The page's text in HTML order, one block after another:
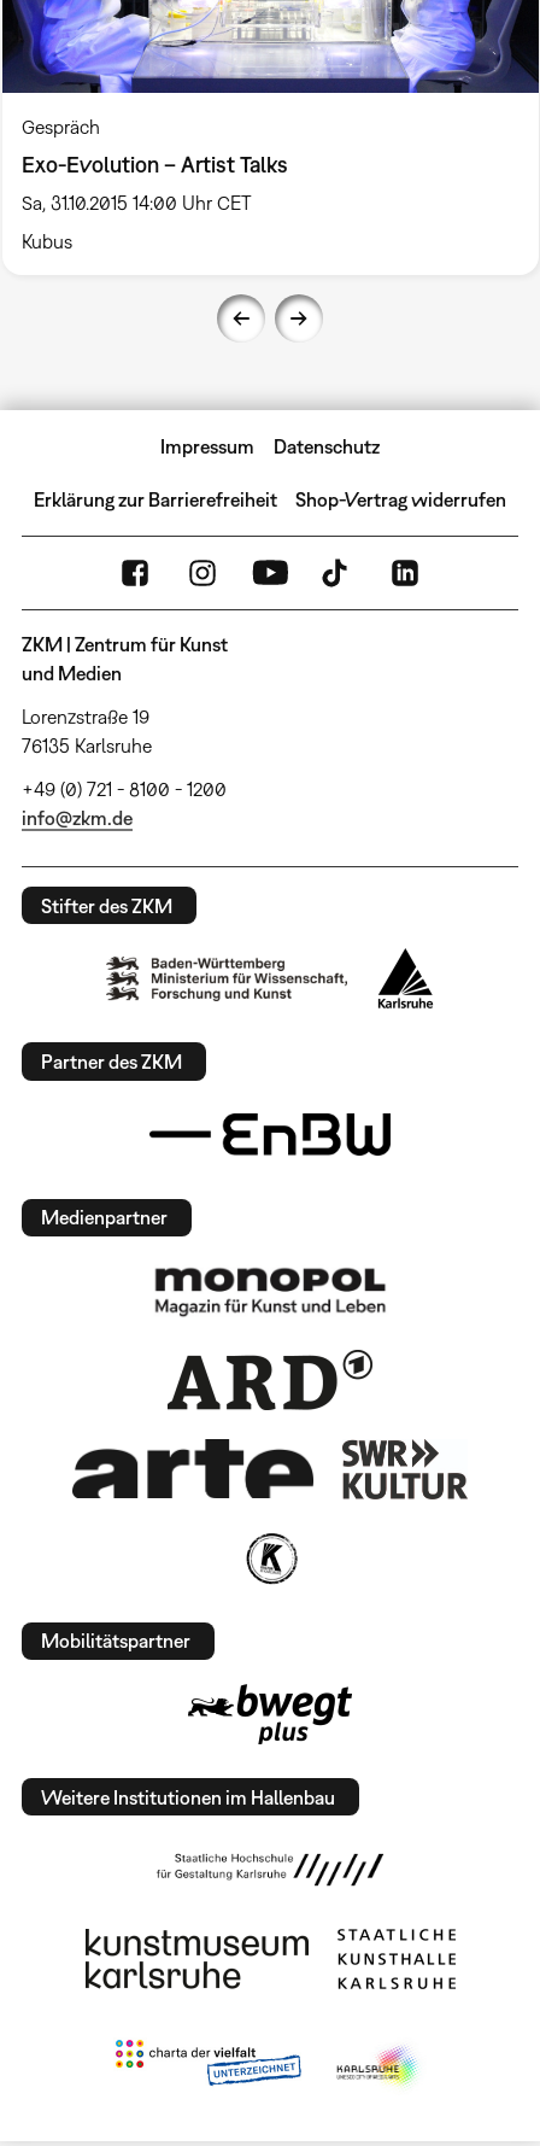
Gespräch
Exo-Evolution – Artist Talks
Sa, 31.10.2015 14:00 Uhr CET
Kubus
Impressum Datenschutz
Erklärung zur Barrierefreiheit Shop-Vertrag widerrufen
ZKM | Zentrum für Kunst
und Medien
Lorenzstraße 19
76135 Karlsruhe
+49 (0) 721 - 8100 - 1200
info@zkm.de
Stifter des ZKM
Partner des ZKM
Medienpartner
Mobilitätspartner
Weitere Institutionen im Hallenbau